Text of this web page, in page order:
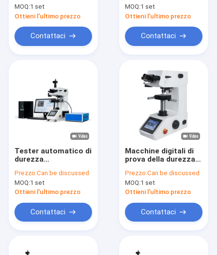
MOQ:1 set
Ottieni l'ultimo prezzo
Contattaci
MOQ:1 set
Ottieni l'ultimo prezzo
Contattaci
Tester automatico di
durezza
Prezzo:Can be discussed
MOQ:1 set
Ottieni l'ultimo prezzo
Contattaci
Macchine digitali di
prova della durezza
Prezzo:Can be discussed
MOQ:1 set
Ottieni l'ultimo prezzo
Contattaci